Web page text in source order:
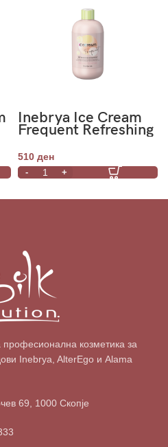
Inebrya Ice Cream
Frequent Refreshing
Shampoo Menta
300ml
510 ден
козметика за
Inebrya, AlterEgo и Alama
69, 1000 Скопје